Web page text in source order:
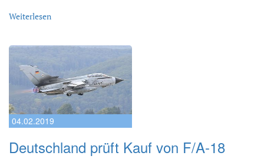
Weiterlesen
04.02.2019
Deutschland prüft Kauf von F/A-18